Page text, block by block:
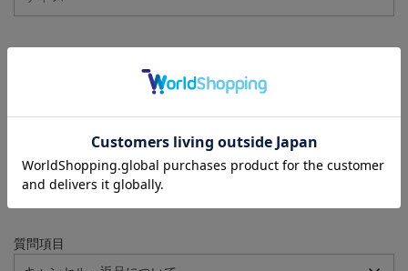
例：090-000001-00001
質問項目
質問項目